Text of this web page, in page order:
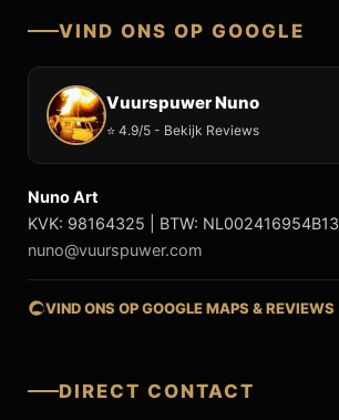
VIND ONS OP GOOGLE
Vuurspuwer Nuno
⭐ 4.9/5 - Bekijk Reviews
Nuno Art
KVK: 98164325 | BTW: NL002416954B13
nuno@vuurspuwer.com
VIND ONS OP GOOGLE MAPS & REVIEWS
DIRECT CONTACT